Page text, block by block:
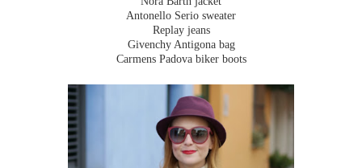
Antonello Serio sweater
Replay jeans
Givenchy Antigona bag
Carmens Padova biker boots